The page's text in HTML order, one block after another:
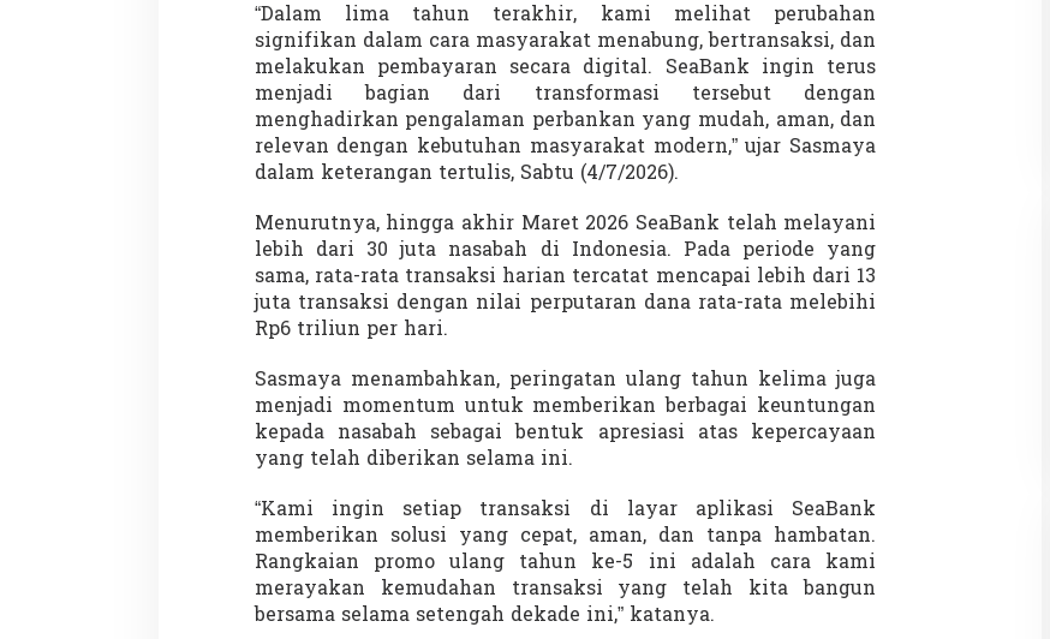
D
i
g
i
t
a
l
“Dalam lima tahun terakhir, kami melihat perubahan
signifikan dalam cara masyarakat menabung, bertransaksi, dan
melakukan pembayaran secara digital. SeaBank ingin terus
menjadi bagian dari transformasi tersebut dengan
menghadirkan pengalaman perbankan yang mudah, aman, dan
relevan dengan kebutuhan masyarakat modern,” ujar Sasmaya
dalam keterangan tertulis, Sabtu (4/7/2026).
Menurutnya, hingga akhir Maret 2026 SeaBank telah melayani
lebih dari 30 juta nasabah di Indonesia. Pada periode yang
sama, rata-rata transaksi harian tercatat mencapai lebih dari 13
juta transaksi dengan nilai perputaran dana rata-rata melebihi
Rp6 triliun per hari.
Sasmaya menambahkan, peringatan ulang tahun kelima juga
menjadi momentum untuk memberikan berbagai keuntungan
kepada nasabah sebagai bentuk apresiasi atas kepercayaan
yang telah diberikan selama ini.
“Kami ingin setiap transaksi di layar aplikasi SeaBank
memberikan solusi yang cepat, aman, dan tanpa hambatan.
Rangkaian promo ulang tahun ke-5 ini adalah cara kami
merayakan kemudahan transaksi yang telah kita bangun
bersama selama setengah dekade ini,” katanya.
Demonstrasi Gen-Z Guncang
Nepal, PM Mundur Mendadak
Setelah Gedung Parlemen Dibakar
12 September 2025
Cegah Konflik dan Dukung
Penataan Ruang
Di NASIONAL, SOROTAN | 8 Agustus 2025
dan Harapan Daerah Istimewa Riau
Di KOLOM, Opini, SOROTAN